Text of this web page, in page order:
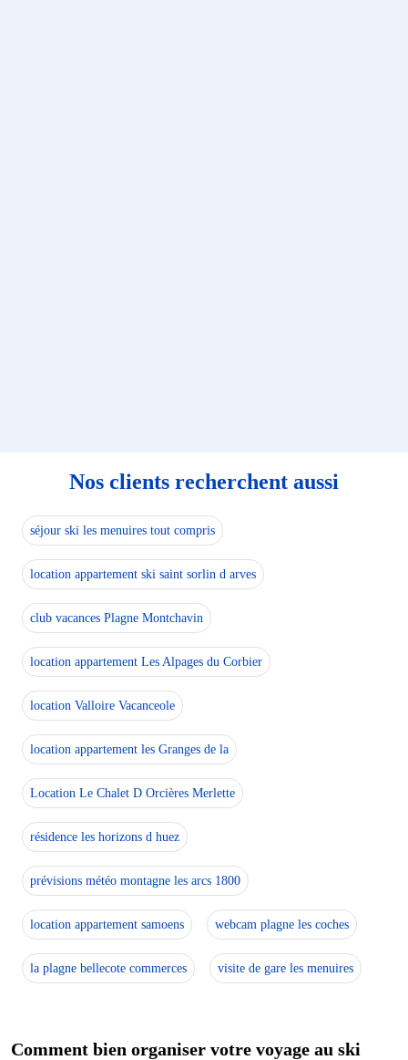
Nos clients recherchent aussi
séjour ski les menuires tout compris
location appartement ski saint sorlin d arves
club vacances Plagne Montchavin
location appartement Les Alpages du Corbier
location Valloire Vacanceole
location appartement les Granges de la
Location Le Chalet D Orcières Merlette
résidence les horizons d huez
prévisions météo montagne les arcs 1800
location appartement samoens webcam plagne les coches
la plagne bellecote commerces visite de gare les menuires
Comment bien organiser votre voyage au ski